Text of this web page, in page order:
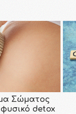
Σώματος
detox